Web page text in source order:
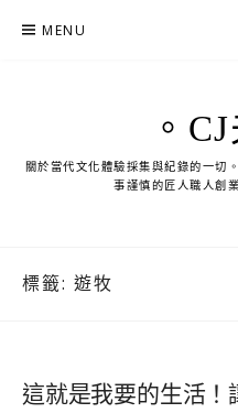
MENU
。
關於當代文化體驗採集與紀錄的一切
事謹慎的匠人職人創
標籤: 遊牧
這就是我要的生活！